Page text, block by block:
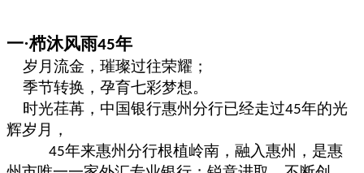
一·栉沐风雨45年
岁月流金，璀璨过往荣耀；
季节转换，孕育七彩梦想。
时光荏苒，中国银行惠州分行已经走过45年的光
辉岁月，
45年来惠州分行根植岭南，融入惠州，是惠